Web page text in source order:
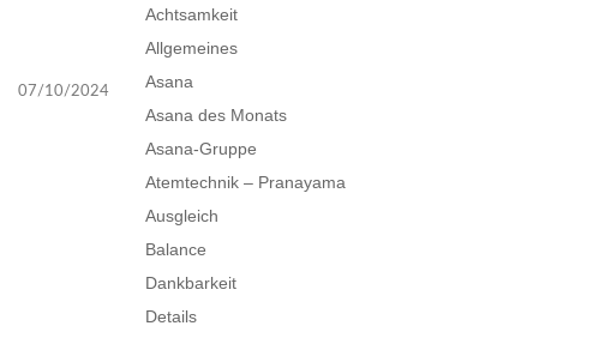
07/10/2024
Achtsamkeit
Allgemeines
Asana
Asana des Monats
Asana-Gruppe
Atemtechnik – Pranayama
Ausgleich
Balance
Dankbarkeit
Details